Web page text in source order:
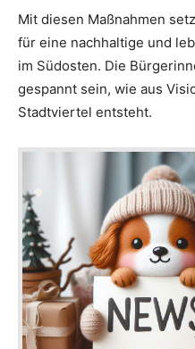
Mit diesen Maßnahmen
für eine nachhaltige und
im Südosten. Die
gespannt sein, wie aus
Stadtviertel entsteht.